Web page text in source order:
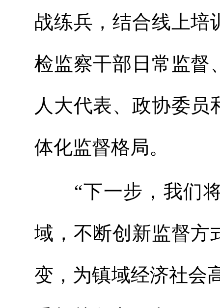
战练兵，结合线上培
检监察干部日常监督
人大代表、政协委
体化监督格局。
“下一步，我们将
域，不断创新监督方
变，为镇域经济社会